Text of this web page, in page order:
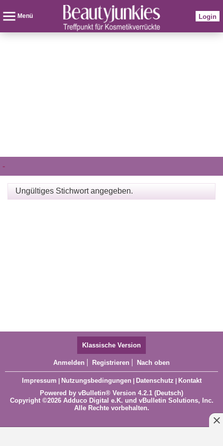
Menü Login
-
Ungültiges Stichwort angegeben.
Klassische Version
Anmelden Registrieren Nach oben
Impressum | Nutzungsbedingungen | Datenschutz | Kontakt
Powered by vBulletin® Version 4.2.1 (Deutsch)
Copyright ©2026 Adduco Digital e.K. und vBulletin Solutions, Inc.
Alle Rechte vorbehalten.